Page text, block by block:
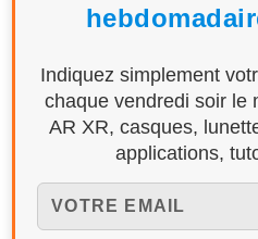
Indiquez simplement
chaque vendredi soir le
AR XR, casques,
applications,